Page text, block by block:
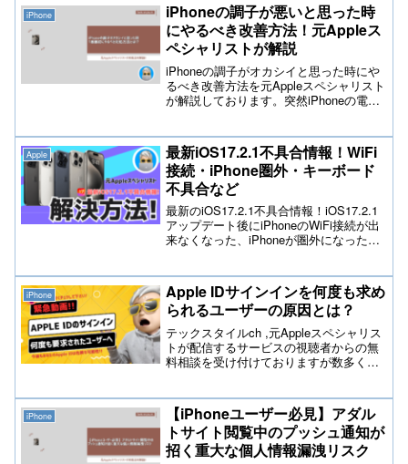
iPhone
iPhoneの調子が悪いと思った時
にやるべき改善方法！元Appleス
ペシャリストが解説
iPhoneの調子がオカシイと思った時にや
るべき改善方法を元Appleスペシャリスト
が解説しております。突然iPhoneの電源
性があります。まずは問題が起きた時に
初歩的な改善方法を行なって頂く事で解
決できる可能性もあります。
Apple
最新iOS17.2.1不具合情報！WiFi
接続・iPhone圏外・キーボード
不具合など
最新のiOS17.2.1不具合情報！iOS17.2.1
アップデート後にiPhoneのWiFi接続が出
来なくなった、iPhoneが圏外になった、
例をご紹介しております。問題改善する
方法を元Appleスペシャリストが解説して
おります。
iPhone
Apple IDサインインを何度も求め
られるユーザーの原因とは？
テックスタイルch ,元Appleスペシャリス
トが配信するサービスの視聴者からの無
料相談を受け付けておりますが数多くの
す。この問題については、複数の原因が
考えられますので下記を参考にしてみて
下さい。
iPhone
【iPhoneユーザー必見】アダル
トサイト閲覧中のプッシュ通知が
招く重大な個人情報漏洩リスク